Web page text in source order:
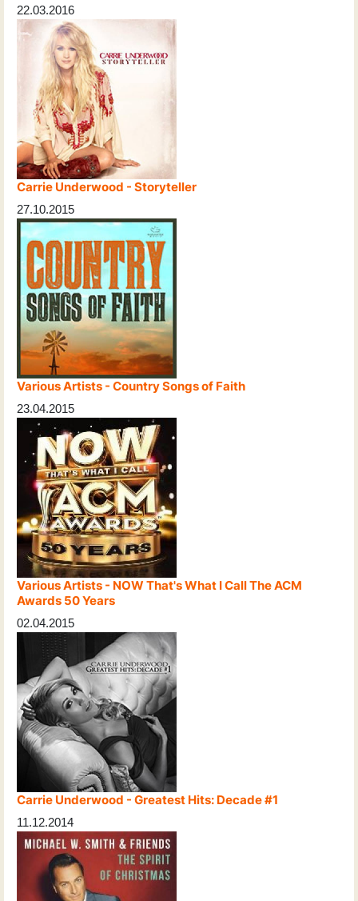
22.03.2016
Carrie Underwood - Storyteller
27.10.2015
Various Artists - Country Songs of Faith
23.04.2015
Various Artists - NOW That's What I Call The ACM
Awards 50 Years
02.04.2015
Carrie Underwood - Greatest Hits: Decade #1
11.12.2014